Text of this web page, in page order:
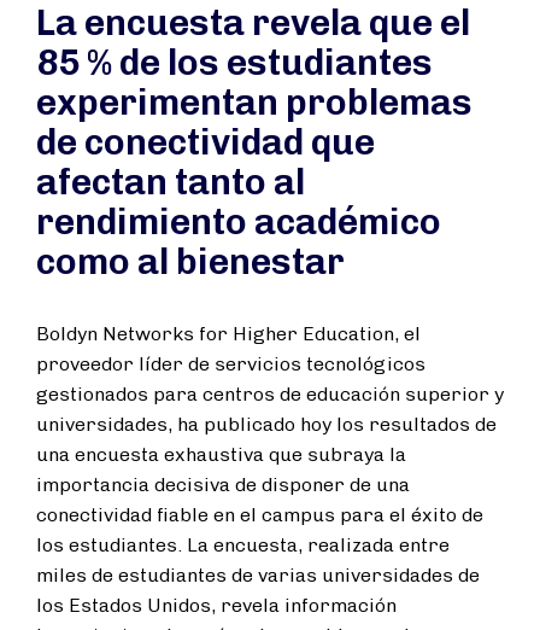
La encuesta revela que el
85 % de los estudiantes
experimentan problemas
de conectividad que
afectan tanto al
rendimiento académico
como al bienestar
Boldyn Networks for Higher Education, el
proveedor líder de servicios tecnológicos
gestionados para centros de educación superior y
universidades, ha publicado hoy los resultados de
una encuesta exhaustiva que subraya la
importancia decisiva de disponer de una
conectividad fiable en el campus para el éxito de
los estudiantes. La encuesta, realizada entre
miles de estudiantes de varias universidades de
los Estados Unidos, revela información